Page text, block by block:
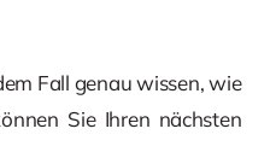
Fall genau wissen, wie
Sie Ihren nächsten